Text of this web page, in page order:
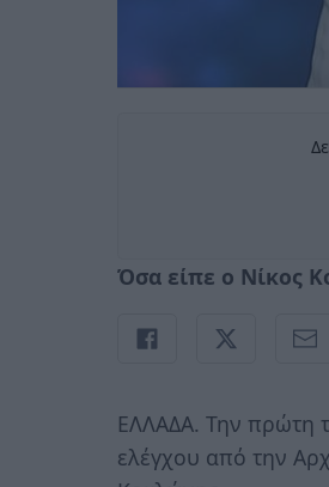
Όσα είπε ο Νίκος
ΕΛΛΑΔΑ. Την πρώτη
ελέγχου από την